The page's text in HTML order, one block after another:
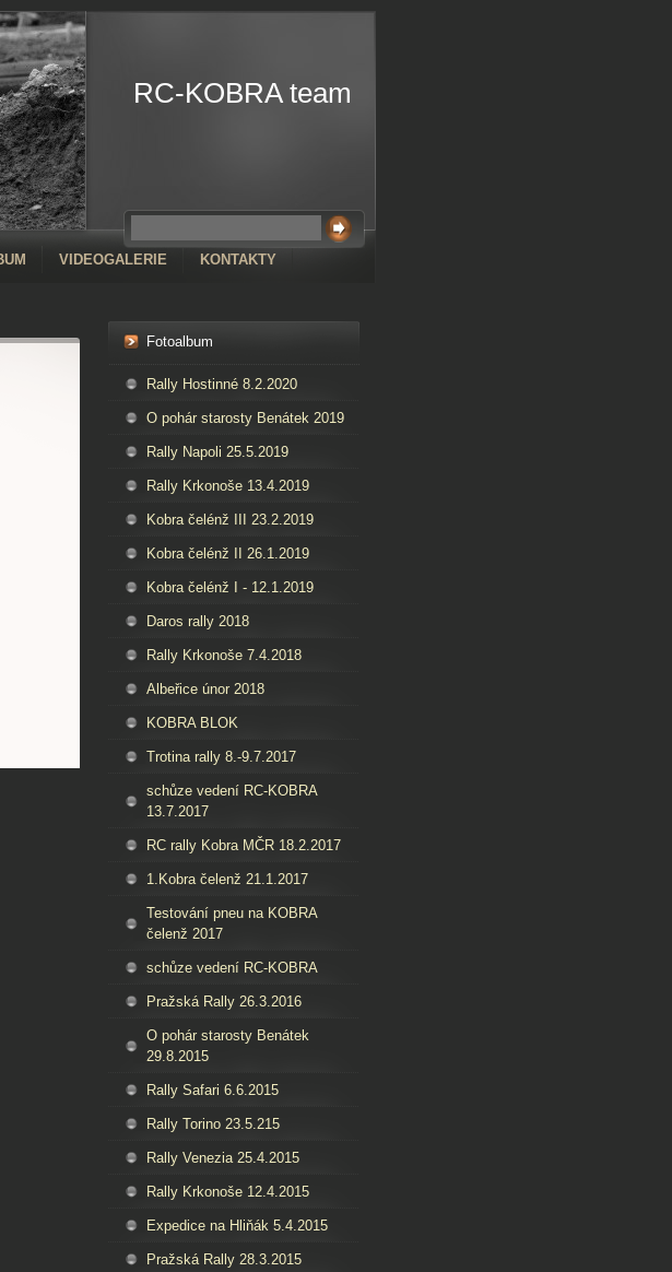
RC-KOBRA team
VIDEOGALERIE KONTAKTY
Fotoalbum
Rally Hostinné 8.2.2020
O pohár starosty Benátek 2019
Rally Napoli 25.5.2019
Rally Krkonoše 13.4.2019
Kobra čelénž III 23.2.2019
Kobra čelénž II 26.1.2019
Kobra čelénž I - 12.1.2019
Daros rally 2018
Rally Krkonoše 7.4.2018
Albeřice únor 2018
KOBRA BLOK
Trotina rally 8.-9.7.2017
schůze vedení RC-KOBRA
13.7.2017
RC rally Kobra MČR 18.2.2017
1.Kobra čelenž 21.1.2017
Testování pneu na KOBRA
čelenž 2017
schůze vedení RC-KOBRA
Pražská Rally 26.3.2016
O pohár starosty Benátek
29.8.2015
Rally Safari 6.6.2015
Rally Torino 23.5.215
Rally Venezia 25.4.2015
Rally Krkonoše 12.4.2015
Expedice na Hliňák 5.4.2015
Pražská Rally 28.3.2015